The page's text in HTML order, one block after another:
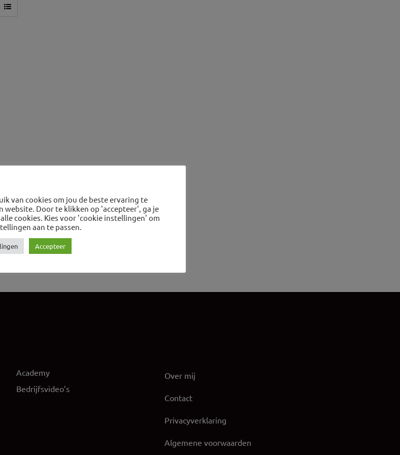
Academy
Bedrijfsvideo’s
Over mij
Contact
Privacyverklaring
Algemene voorwaarden
van cookies om jou de beste ervaring te
website. Door te klikken op 'accepteer', ga je
cookies. Kies voor 'cookie instellingen' om
aan te passen.
Accepteer